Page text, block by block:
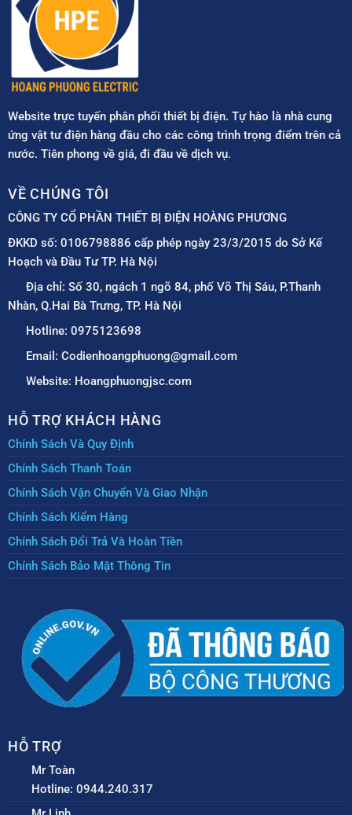
Website trực tuyến phân phối thiết bị điện. Tự hào là nhà cung
ứng vật tư điện hàng đầu cho các công trình trọng điểm trên cả
nước. Tiên phong về giá, đi đầu về dịch vụ.
VỀ CHÚNG TÔI
CÔNG TY CỔ PHẦN THIẾT BỊ ĐIỆN HOÀNG PHƯƠNG
ĐKKD số: 0106798886 cấp phép ngày 23/3/2015 do Sở Kế
Hoạch và Đầu Tư TP. Hà Nội
Địa chỉ: Số 30, ngách 1 ngõ 84, phố Võ Thị Sáu, P.Thanh
Nhàn, Q.Hai Bà Trưng, TP. Hà Nội
Hotline: 0975123698
Email: Codienhoangphuong@gmail.com
Website: Hoangphuongjsc.com
HỖ TRỢ KHÁCH HÀNG
Chính Sách Và Quy Định
Chính Sách Thanh Toán
Chính Sách Vận Chuyển Và Giao Nhận
Chính Sách Kiểm Hàng
Chính Sách Đổi Trả Và Hoàn Tiền
Chính Sách Bảo Mật Thông Tin
HỖ TRỢ
Mr Toàn
Hotline: 0944.240.317